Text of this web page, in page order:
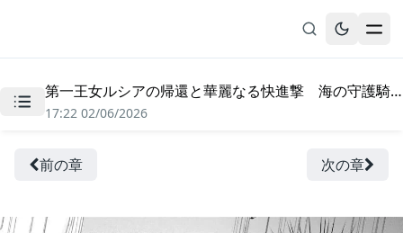
無料漫画
履歴
第一王女ルシアの帰還と華麗なる快進撃 海の守護騎士との出逢い - 第4話
17:22 02/06/2026
前の章 次の章